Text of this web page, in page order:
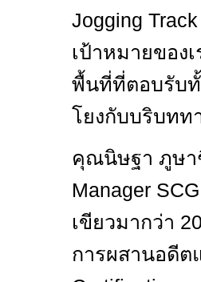
Jogging Track
เป้าหมายของ
พื้นที่ที่ตอบรับทั้
โยงกับบริบทท
คุณนิษฐา ภูษา
Manager
เขียวมากว่า
การผสานอดี